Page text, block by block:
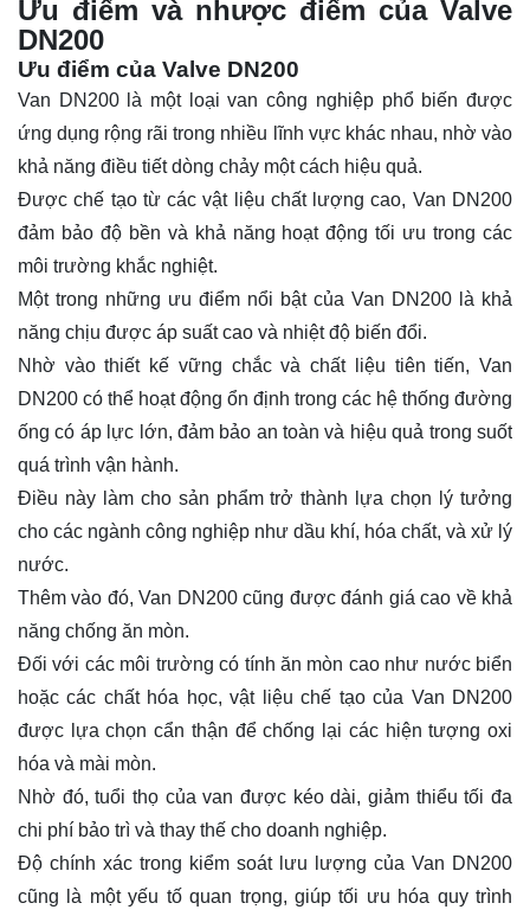
Ưu điểm và nhược điểm của Valve
DN200
Ưu điểm của Valve DN200
Van DN200 là một loại van công nghiệp phổ biến được
ứng dụng rộng rãi trong nhiều lĩnh vực khác nhau, nhờ vào
khả năng điều tiết dòng chảy một cách hiệu quả.
Được chế tạo từ các vật liệu chất lượng cao, Van DN200
đảm bảo độ bền và khả năng hoạt động tối ưu trong các
môi trường khắc nghiệt.
Một trong những ưu điểm nổi bật của Van DN200 là khả
năng chịu được áp suất cao và nhiệt độ biến đổi.
Nhờ vào thiết kế vững chắc và chất liệu tiên tiến, Van
DN200 có thể hoạt động ổn định trong các hệ thống đường
ống có áp lực lớn, đảm bảo an toàn và hiệu quả trong suốt
quá trình vận hành.
Điều này làm cho sản phẩm trở thành lựa chọn lý tưởng
cho các ngành công nghiệp như dầu khí, hóa chất, và xử lý
nước.
Thêm vào đó, Van DN200 cũng được đánh giá cao về khả
năng chống ăn mòn.
Đối với các môi trường có tính ăn mòn cao như nước biển
hoặc các chất hóa học, vật liệu chế tạo của Van DN200
được lựa chọn cẩn thận để chống lại các hiện tượng oxi
hóa và mài mòn.
Nhờ đó, tuổi thọ của van được kéo dài, giảm thiểu tối đa
chi phí bảo trì và thay thế cho doanh nghiệp.
Độ chính xác trong kiểm soát lưu lượng của Van DN200
cũng là một yếu tố quan trọng, giúp tối ưu hóa quy trình